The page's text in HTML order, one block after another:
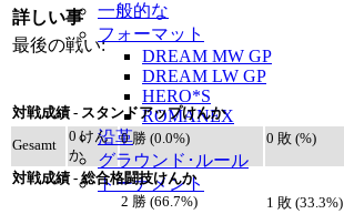
一般的な
フォーマット
DREAM MW GP
DREAM LW GP
HERO*S
ROMANEX
沿革
グラウンド･ルール
トーナメント
詳しい事
最後の戦い:
対戦成績 - スタンドアップけんか
Gesamt
0 けん
か
0 勝 (0.0%) 0 敗 (%)
対戦成績 - 総合格闘技けんか
2 勝 (66.7%) 1 敗 (33.3%)